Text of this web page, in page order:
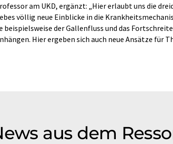
am UKD, ergänzt: „Hier erlaubt uns die
völlig neue Einblicke in die
beispielsweise der Gallenfluss und das
Hier ergeben sich auch neue Ansätze für
aus dem